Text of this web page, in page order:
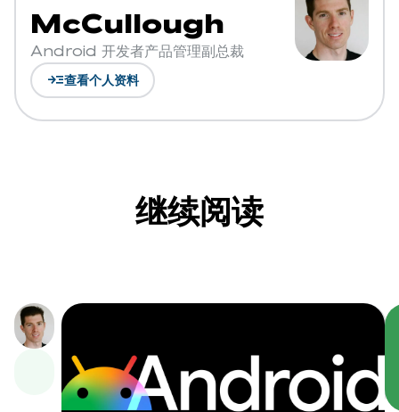
McCullough
Android 开发者产品管理副总裁
read_more查看个人资料
继续阅读